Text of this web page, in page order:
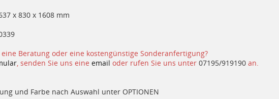
x 830 x 1608 mm
Beratung oder eine kostengünstige Sonderanfertigung?
, senden Sie uns eine email oder rufen Sie uns unter 07195/919190 an.
und Farbe nach Auswahl unter OPTIONEN